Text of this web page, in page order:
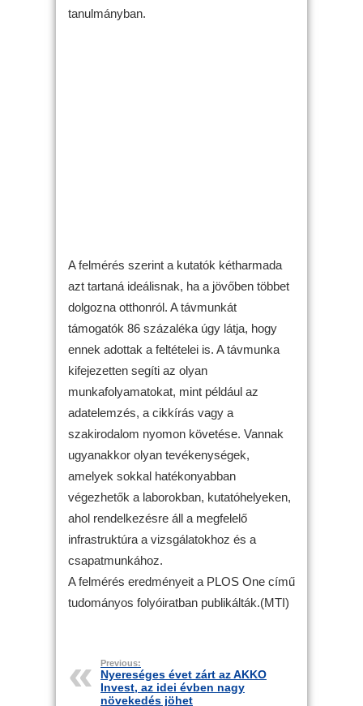
tanulmányban.
A felmérés szerint a kutatók kétharmada
azt tartaná ideálisnak, ha a jövőben többet
dolgozna otthonról. A távmunkát
támogatók 86 százaléka úgy látja, hogy
ennek adottak a feltételei is. A távmunka
kifejezetten segíti az olyan
munkafolyamatokat, mint például az
adatelemzés, a cikkírás vagy a
szakirodalom nyomon követése. Vannak
ugyanakkor olyan tevékenységek,
amelyek sokkal hatékonyabban
végezhetők a laborokban, kutatóhelyeken,
ahol rendelkezésre áll a megfelelő
infrastruktúra a vizsgálatokhoz és a
csapatmunkához.
A felmérés eredményeit a PLOS One című
tudományos folyóiratban publikálták.(MTI)
Previous:
Nyereséges évet zárt az AKKO
Invest, az idei évben nagy
növekedés jöhet